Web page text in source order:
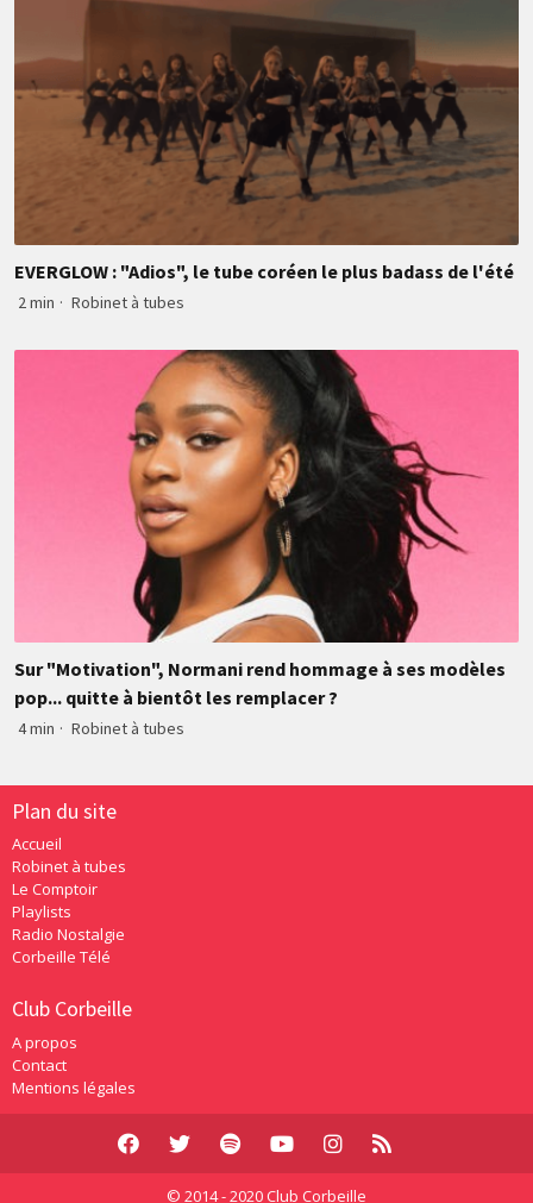
EVERGLOW : "Adios", le tube coréen le plus badass de l'été
2 min · Robinet à tubes
Sur "Motivation", Normani rend hommage à ses modèles
pop... quitte à bientôt les remplacer ?
4 min · Robinet à tubes
Plan du site
Accueil
Robinet à tubes
Le Comptoir
Playlists
Radio Nostalgie
Corbeille Télé
Club Corbeille
A propos
Contact
Mentions légales
© 2014 - 2020 Club Corbeille